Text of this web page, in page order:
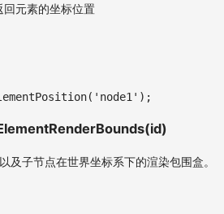
回元素的坐标位置
( 'node1' ) ;
及子节点在世界坐标系下的渲染包围盒。